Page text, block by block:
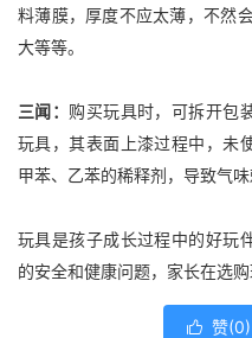
料薄膜，厚度不应太薄，不然
大等等。
三闻： 购买玩具时，可拆开包
玩具，其表面上漆过程中，未
甲苯、乙苯的稀释剂，导致气味
玩具是孩子成长过程中的好玩
的安全和健康问题，家长在选购
 赞(0)